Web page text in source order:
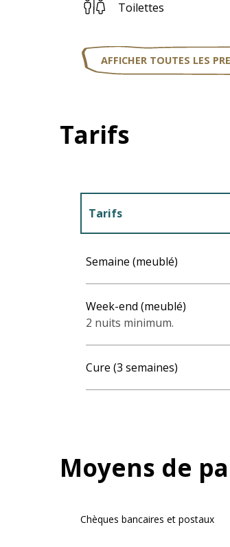
Toilettes
AFFICHER TOUTES LES
Tarifs
Tarifs
Semaine (meublé)
Week-end (meublé)
2 nuits minimum.
Cure (3 semaines)
Moyens de
Chèques bancaires et postaux